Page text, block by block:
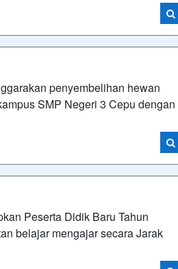
penyembelihan hewan
SMP Negeri 3 Cepu dengan
Peserta Didik Baru Tahun
belajar mengajar secara Jarak